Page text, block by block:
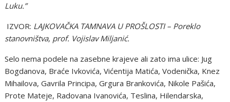
Luku.”
IZVOR: LAJKOVAČKA TAMNAVA U PROŠLOSTI – Poreklo
stanovništva, prof. Vojislav Miljanić.
Selo nema podele na zasebne krajeve ali zato ima ulice: Jug
Bogdanova, Braće Ivkovića, Vićentija Matića, Vodenička, Knez
Mihailova, Gavrila Principa, Grgura Brankovića, Nikole Pašića,
Prote Mateje, Radovana Ivanovića, Teslina, Hilendarska,